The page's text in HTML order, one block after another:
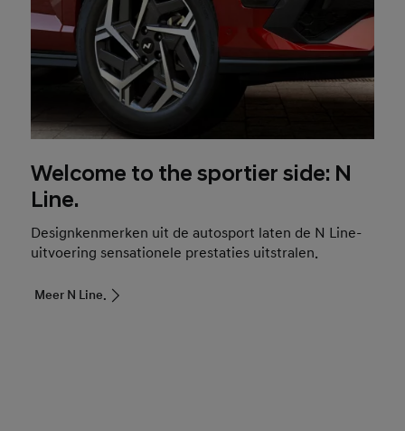
Welcome to the sportier side: N
Line.
Designkenmerken uit de autosport laten de N Line-
uitvoering sensationele prestaties uitstralen.
Meer N Line.